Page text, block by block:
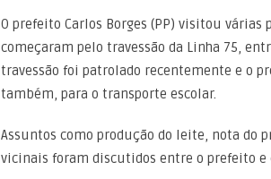
O prefeito Carlos Borges (PP) visitou
começaram pelo travessão da Linha 75,
travessão foi patrolado recentemente e o
também, para o transporte escolar.
Assuntos como produção do leite, nota do
vicinais foram discutidos entre o prefeito e